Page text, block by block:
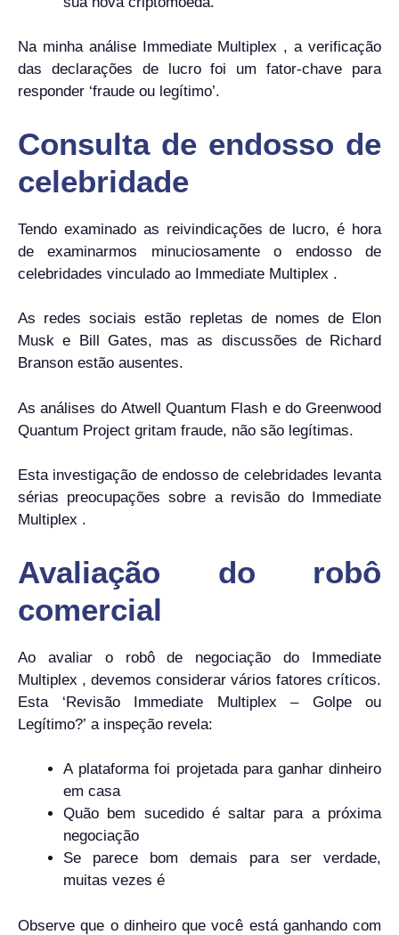
Na minha análise Immediate Multiplex , a verificação
das declarações de lucro foi um fator-chave para
responder ‘fraude ou legítimo’.
Consulta de endosso de
celebridade
Tendo examinado as reivindicações de lucro, é hora
de examinarmos minuciosamente o endosso de
celebridades vinculado ao Immediate Multiplex .
As redes sociais estão repletas de nomes de Elon
Musk e Bill Gates, mas as discussões de Richard
Branson estão ausentes.
As análises do Atwell Quantum Flash e do Greenwood
Quantum Project gritam fraude, não são legítimas.
Esta investigação de endosso de celebridades levanta
sérias preocupações sobre a revisão do Immediate
Multiplex .
Avaliação do robô
comercial
Ao avaliar o robô de negociação do Immediate
Multiplex , devemos considerar vários fatores críticos.
Esta ‘Revisão Immediate Multiplex – Golpe ou
Legítimo?’ a inspeção revela:
A plataforma foi projetada para ganhar dinheiro
em casa
Quão bem sucedido é saltar para a próxima
negociação
Se parece bom demais para ser verdade,
muitas vezes é
Observe que o dinheiro que você está ganhando com